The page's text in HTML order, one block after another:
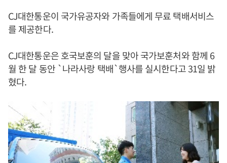
CJ대한통운이 국가유공자와 가족들에게 무료 택배서비스
를 제공한다.
CJ대한통운은 호국보훈의 달을 맞아 국가보훈처와 함께 6
월 한 달 동안 `나라사랑 택배`행사를 실시한다고 31일 밝
혔다.